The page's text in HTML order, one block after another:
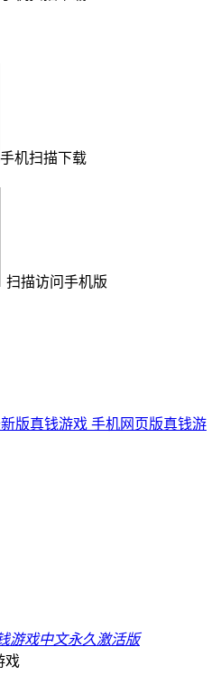
手机扫描下载
扫描访问手机版
版真钱游戏 手机网页版真钱游
游戏中文永久激活版
戏